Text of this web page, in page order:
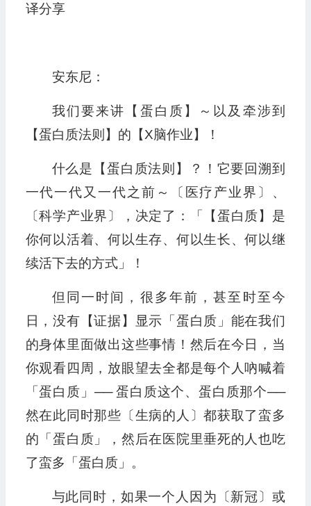
译分享
安东尼：
我们要来讲【蛋白质】～以及牵涉到
【蛋白质法则】的【X脑作业】！
什么是【蛋白质法则】？！它要回溯到
一代一代又一代之前～〔医疗产业界〕、
〔科学产业界〕，决定了：「【蛋白质】是
你何以活着、何以生存、何以生长、何以继
续活下去的方式」！
但同一时间，很多年前，甚至时至今
日，没有【证据】显示「蛋白质」能在我们
的身体里面做出这些事情！然后在今日，当
你观看四周，放眼望去全都是每个人吶喊着
「蛋白质」── 蛋白质这个、蛋白质那个──
然在此同时那些〔生病的人〕都获取了蛮多
的「蛋白质」，然后在医院里垂死的人也吃
了蛮多「蛋白质」。
与此同时，如果一个人因为〔新冠〕或